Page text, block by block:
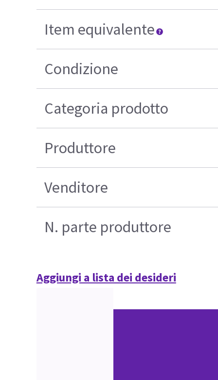
Item equivalente
Condizione
Categoria prodotto
Produttore
Venditore
N. parte produttore
Aggiungi a lista dei desideri